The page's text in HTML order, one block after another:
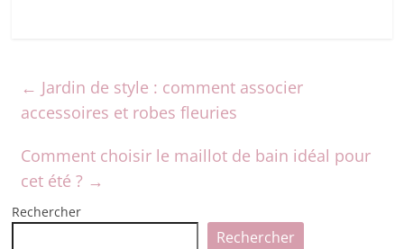
← Jardin de style : comment associer
accessoires et robes fleuries
Comment choisir le maillot de bain idéal pour
cet été ? →
Rechercher
Rechercher